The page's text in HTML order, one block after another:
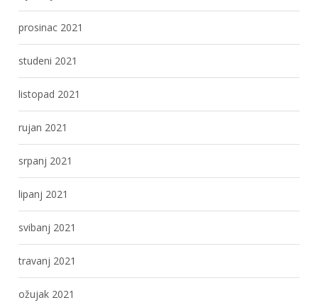
prosinac 2021
studeni 2021
listopad 2021
rujan 2021
srpanj 2021
lipanj 2021
svibanj 2021
travanj 2021
ožujak 2021